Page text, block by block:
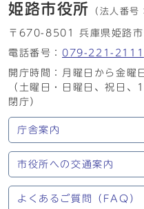
姫路市役所 （法人番号
〒670-8501 兵庫県姫路市
電話番号： 079-221-2111
開庁時間：月曜日から金曜
（土曜日・日曜日、祝日
閉庁）
庁舎案内
市役所への交通案内
よくあるご質問（FAQ）